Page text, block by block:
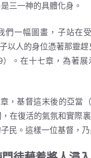
三一神的具體化身。
幅圖畫，子站在受
子以人的身位憑著那靈
）。在十七章，為著
督這末後的亞當（
在復活的氣氛和實際
民。這樣一位基督，